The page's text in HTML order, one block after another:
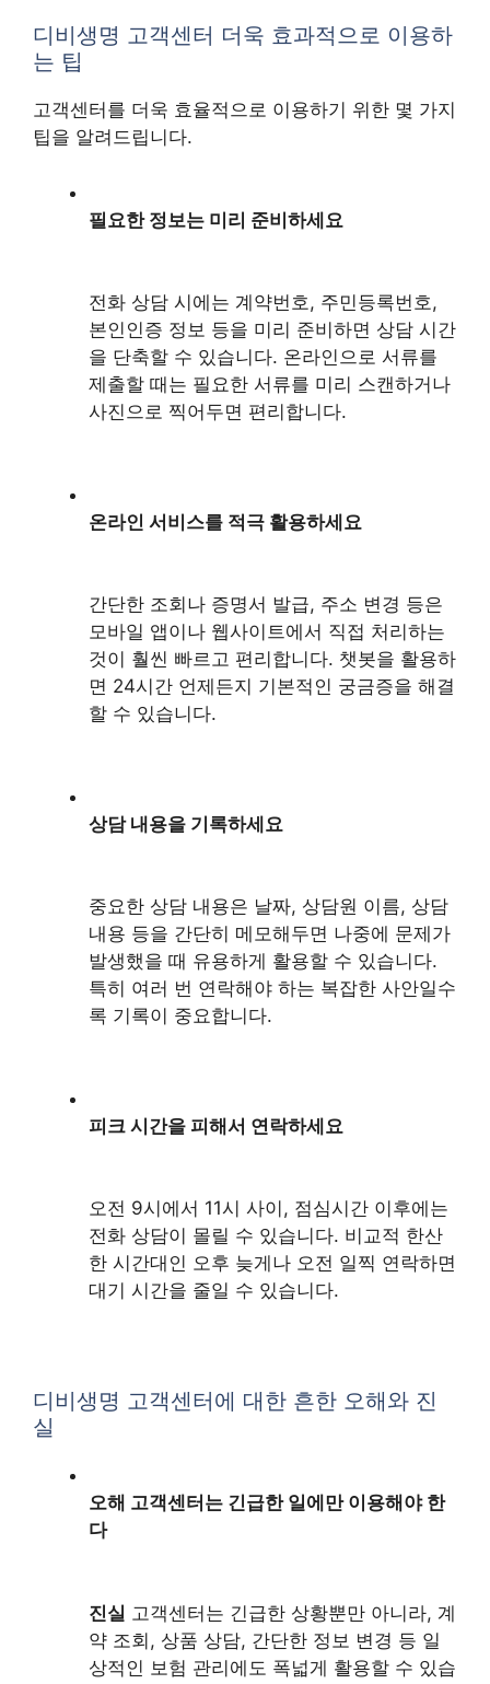
디비생명 고객센터 더욱 효과적으로 이용하
는 팁
고객센터를 더욱 효율적으로 이용하기 위한 몇 가지
팁을 알려드립니다.
필요한 정보는 미리 준비하세요
전화 상담 시에는 계약번호, 주민등록번호,
본인인증 정보 등을 미리 준비하면 상담 시간
을 단축할 수 있습니다. 온라인으로 서류를
제출할 때는 필요한 서류를 미리 스캔하거나
사진으로 찍어두면 편리합니다.
온라인 서비스를 적극 활용하세요
간단한 조회나 증명서 발급, 주소 변경 등은
모바일 앱이나 웹사이트에서 직접 처리하는
것이 훨씬 빠르고 편리합니다. 챗봇을 활용하
면 24시간 언제든지 기본적인 궁금증을 해결
할 수 있습니다.
상담 내용을 기록하세요
중요한 상담 내용은 날짜, 상담원 이름, 상담
내용 등을 간단히 메모해두면 나중에 문제가
발생했을 때 유용하게 활용할 수 있습니다.
특히 여러 번 연락해야 하는 복잡한 사안일수
록 기록이 중요합니다.
피크 시간을 피해서 연락하세요
오전 9시에서 11시 사이, 점심시간 이후에는
전화 상담이 몰릴 수 있습니다. 비교적 한산
한 시간대인 오후 늦게나 오전 일찍 연락하면
대기 시간을 줄일 수 있습니다.
디비생명 고객센터에 대한 흔한 오해와 진
실
오해 고객센터는 긴급한 일에만 이용해야 한
다
진실 고객센터는 긴급한 상황뿐만 아니라, 계
약 조회, 상품 상담, 간단한 정보 변경 등 일
상적인 보험 관리에도 폭넓게 활용할 수 있습